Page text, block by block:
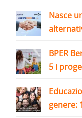
Nasce
BPER
5 i
genere: